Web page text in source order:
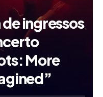
ingressos
More